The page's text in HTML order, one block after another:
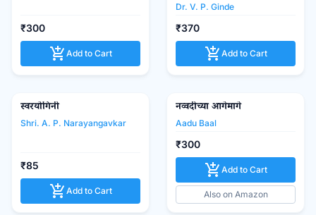
₹300
add_shopping_cart Add to Cart
Dr. V. P. Ginde
₹370
add_shopping_cart Add to Cart
स्वरयोगिनी
Shri. A. P. Narayangavkar
₹85
add_shopping_cart Add to Cart
नव्वदीच्या आगेमागे
Aadu Baal
₹300
add_shopping_cart Add to Cart
Also on Amazon